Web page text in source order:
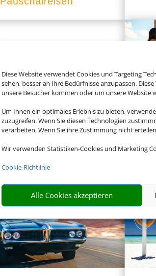
Diese Website verwendet Cookies und Targeting
sehen, besser an Ihre Bedürfnisse anzupassen.
unsere Besucher kommen oder um unsere Website
Um Ihnen ein optimales Erlebnis zu bieten,
zuzugreifen. Wenn Sie diesen Technologien
verarbeiten. Wenn Sie ihre Zustimmung nicht
Wir verwenden Statistiken-Cookies und Marketing
Cookie-Richtlinie
Alle Cookies akzeptieren